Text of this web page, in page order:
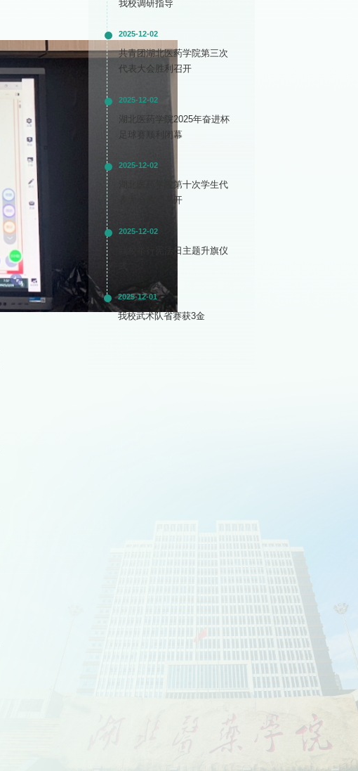
我校调研指导
2025-12-02
共青团湖北医药学院第三次
代表大会胜利召开
2025-12-02
湖北医药学院2025年奋进杯
足球赛顺利闭幕
2025-12-02
湖北医药学院第十次学生代
表大会胜利召开
2025-12-02
我校举行宪法日主题升旗仪
2025-12-01
我校武术队省赛获3金